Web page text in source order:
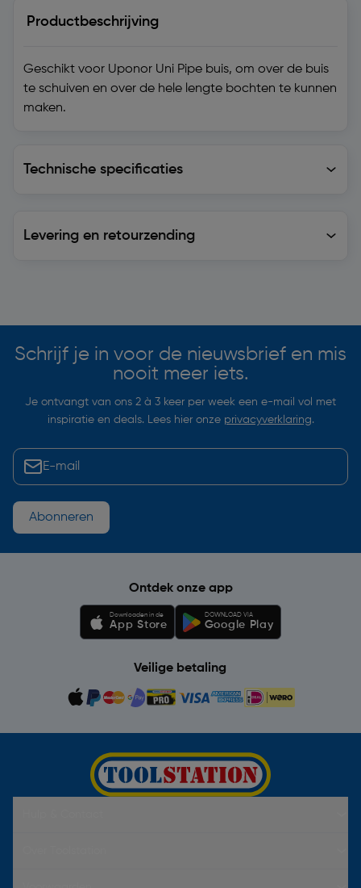
Productbeschrijving
Geschikt voor Uponor Uni Pipe buis, om over de buis
te schuiven en over de hele lengte bochten te kunnen
maken.
Technische specificaties
Levering en retourzending
Schrijf je in voor de nieuwsbrief en mis
nooit meer iets.
Je ontvangt van ons 2 à 3 keer per week een e-mail vol met
inspiratie en deals. Lees hier onze privacyverklaring.
Abonneren
Ontdek onze app
Downloaden in de
App Store
DOWNLOAD VIA
Google Play
Veilige betaling